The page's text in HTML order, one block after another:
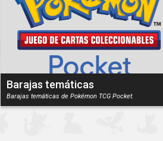
Barajas temáticas
Barajas temáticas de Pokémon TCG Pocket.